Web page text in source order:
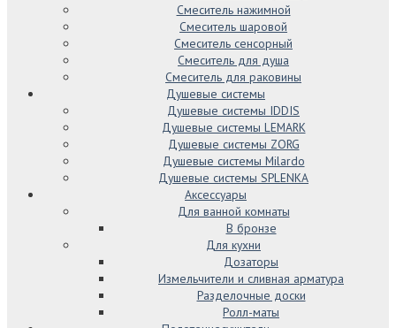
Смеситель нажимной
Смеситель шаровой
Смеситель сенсорный
Смеситель для душа
Смеситель для раковины
Душевые системы
Душевые системы IDDIS
Душевые системы LEMARK
Душевые системы ZORG
Душевые системы Milardo
Душевые системы SPLENKA
Аксессуары
Для ванной комнаты
В бронзе
Для кухни
Дозаторы
Измельчители и сливная арматура
Разделочные доски
Ролл-маты